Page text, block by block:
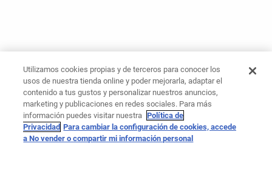
Utilizamos cookies propias y de terceros para conocer los
usos de nuestra tienda online y poder mejorarla, adaptar el
contenido a tus gustos y personalizar nuestros anuncios,
marketing y publicaciones en redes sociales. Para más
información puedes visitar nuestra Política de
Privacidad Para cambiar la configuración de cookies, accede
a No vender o compartir mi información personal